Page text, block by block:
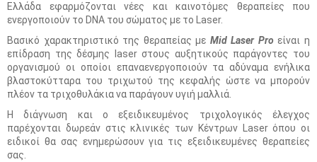
Ελλάδα εφαρμόζονται νέες και καινοτόμες θεραπείες που
ενεργοποιούν το DNA του σώματος με το Laser.
Βασικό χαρακτηριστικό της θεραπείας με Mid Laser Proείναι η
επίδραση της δέσμης laser στους αυξητικούς παράγοντες του
οργανισμού οι οποίοι επαναενεργοποιούν τα αδύναμα ενήλικα
βλαστοκύτταρα του τριχωτού της κεφαλής ώστε να μπορούν
πλέον τα τριχοθυλάκια να παράγουν υγιή μαλλιά.
Η διάγνωση και ο εξειδικευμένος τριχολογικός έλεγχος
παρέχονται δωρεάν στις κλινικές των Κέντρων Laser όπου οι
ειδικοί θα σας ενημερώσουν για τις εξειδικευμένες θεραπείες
σας.